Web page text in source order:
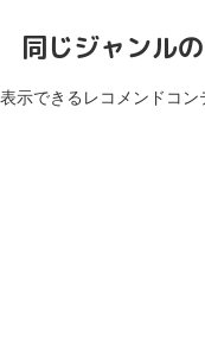
同じジャンル
表示できるレコメンドコン